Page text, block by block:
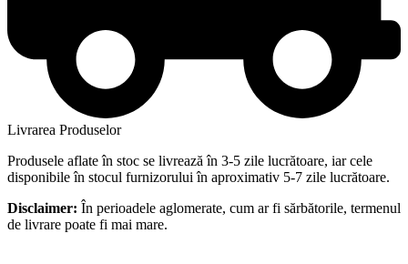
Livrarea Produselor
Produsele aflate în stoc se livrează în 3-5 zile lucrătoare, iar cele
disponibile în stocul furnizorului în aproximativ 5-7 zile lucrătoare.
Disclaimer: În perioadele aglomerate, cum ar fi sărbătorile, termenul
de livrare poate fi mai mare.